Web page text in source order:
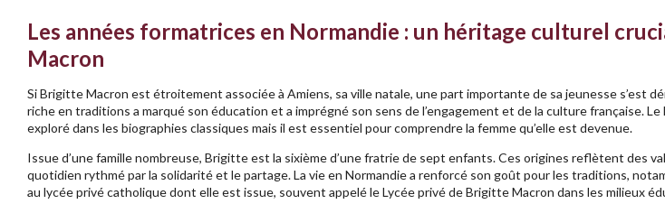
Les années formatrices en Normandie : un héritage culturel
Macron
Si Brigitte Macron est étroitement associée à Amiens, sa ville natale, une part importante de sa jeunesse s’est
riche en traditions a marqué son éducation et a imprégné son sens de l’engagement et de la culture française.
exploré dans les biographies classiques mais il est essentiel pour comprendre la femme qu’elle est devenue.
Issue d’une famille nombreuse, Brigitte est la sixième d’une fratrie de sept enfants. Ces origines reflètent des
quotidien rythmé par la solidarité et le partage. La vie en Normandie a renforcé son goût pour les traditions,
au lycée privé catholique dont elle est issue, souvent appelé le Lycée privé de Brigitte Macron dans les milieux